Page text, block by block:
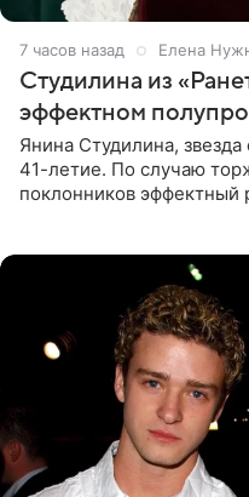
7 часов назад Елена
Студилина из
эффектном
Янина Студилина,
41-летие. По случаю
поклонников эффектный